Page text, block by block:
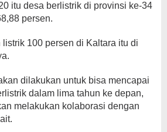
itu desa berlistrik di provinsi ke-34
persen.
listrik 100 persen di Kaltara itu di
dilakukan untuk bisa mencapai
dalam lima tahun ke depan,
melakukan kolaborasi dengan